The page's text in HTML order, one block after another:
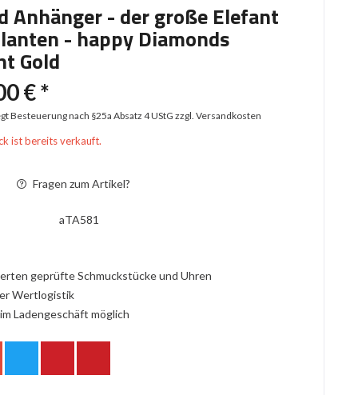
Anhänger - der große Elefant
- happy Diamonds
Gold
€ *
Besteuerung nach §25a Absatz 4 UStG zzgl. Versandkosten
ist bereits verkauft.
Fragen zum Artikel?
aTA581
geprüfte Schmuckstücke und Uhren
Wertlogistik
Ladengeschäft möglich